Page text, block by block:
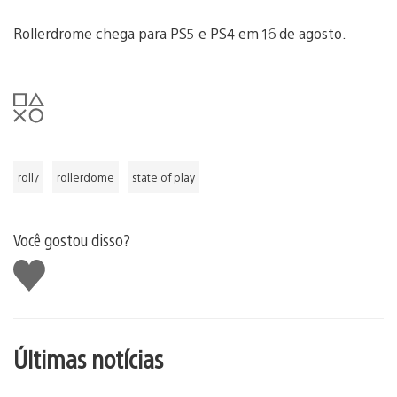
Rollerdrome chega para PS5 e PS4 em 16 de agosto.
roll7 rollerdome state of play
Você gostou disso?
Curtir
Últimas notícias